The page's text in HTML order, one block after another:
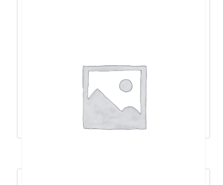
7535HS/16GB/1TB/RTX3050/15.6″/noOS –
90NR0JF7-M00780
1.082,25€ 974,03 €